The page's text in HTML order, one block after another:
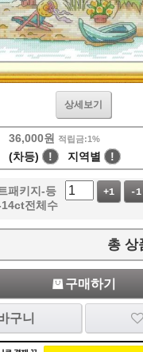
상세보기
36,000원 적립금:1%
(차등) ! 지역별 !
패키지-등
전체수
+1 -1
총 상
구매하기
구니